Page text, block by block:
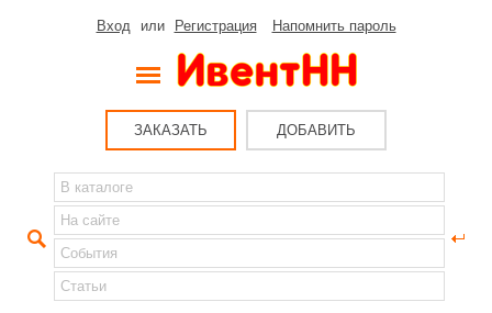
Вход или Регистрация Напомнить пароль
ЗАКАЗАТЬ ДОБАВИТЬ